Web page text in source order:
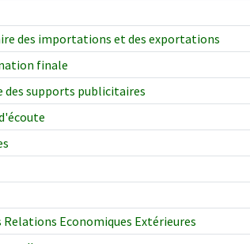
des importations et des exportations
finale
des supports publicitaires
Relations Economiques Extérieures